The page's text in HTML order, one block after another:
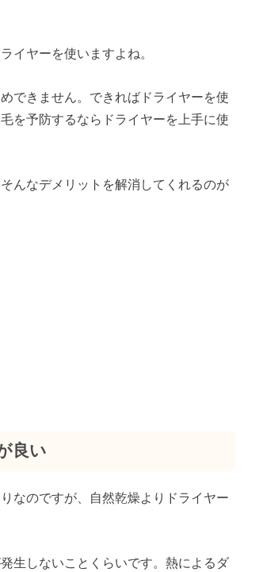
イヤーを使いますよね。
できません。できればドライヤーを使
を予防するならドライヤーを上手に使
んなデメリットを解消してくれるのが
良い
なのですが、自然乾燥よりドライヤー
生しないことくらいです。熱によるダ